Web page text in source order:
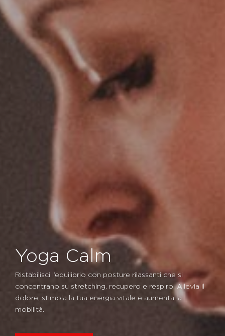
Yoga Calm
Ristabilisci l’equilibrio con posture rilassanti che si
concentrano su stretching, recupero e respiro. Allevia il
dolore, stimola la tua energia vitale e aumenta la
mobilità.